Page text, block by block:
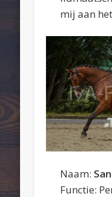
mij aan
Naam:
Functie: